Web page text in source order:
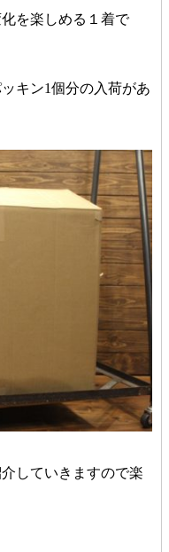
を楽しめる１着で
キン1個分の入荷があ
していきますので楽